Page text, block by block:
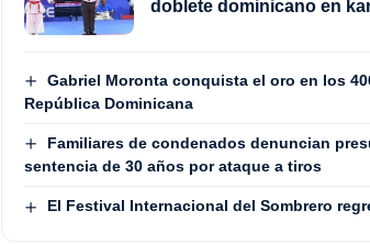
doblete dominicano en
Gabriel Moronta conquista el oro en los
República Dominicana
Familiares de condenados denuncian
sentencia de 30 años por ataque a tiros
El Festival Internacional del Sombrero